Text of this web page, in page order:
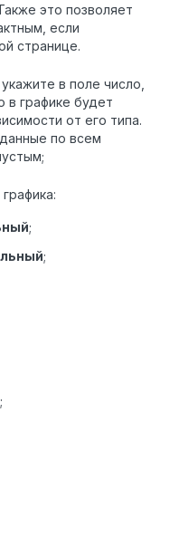
это позволяет
если
странице.
в поле число,
в графике будет
от его типа.
по всем
;
;
;